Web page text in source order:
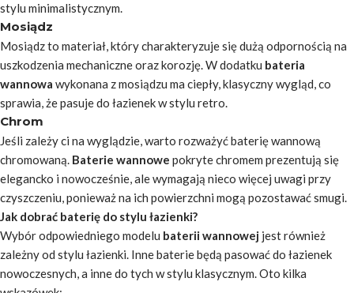
stylu minimalistycznym.
Mosiądz
Mosiądz to materiał, który charakteryzuje się dużą odpornością na
uszkodzenia mechaniczne oraz korozję. W dodatku bateria
wannowa wykonana z mosiądzu ma ciepły, klasyczny wygląd, co
sprawia, że pasuje do łazienek w stylu retro.
Chrom
Jeśli zależy ci na wyglądzie, warto rozważyć baterię wannową
chromowaną. Baterie wannowe pokryte chromem prezentują się
elegancko i nowocześnie, ale wymagają nieco więcej uwagi przy
czyszczeniu, ponieważ na ich powierzchni mogą pozostawać smugi.
Jak dobrać baterię do stylu łazienki?
Wybór odpowiedniego modelu baterii wannowej jest również
zależny od stylu łazienki. Inne baterie będą pasować do łazienek
nowoczesnych, a inne do tych w stylu klasycznym. Oto kilka